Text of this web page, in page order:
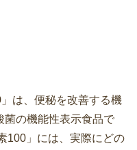
は、便秘を改善する機
菌の機能性表示食品で
100」には、実際にどの